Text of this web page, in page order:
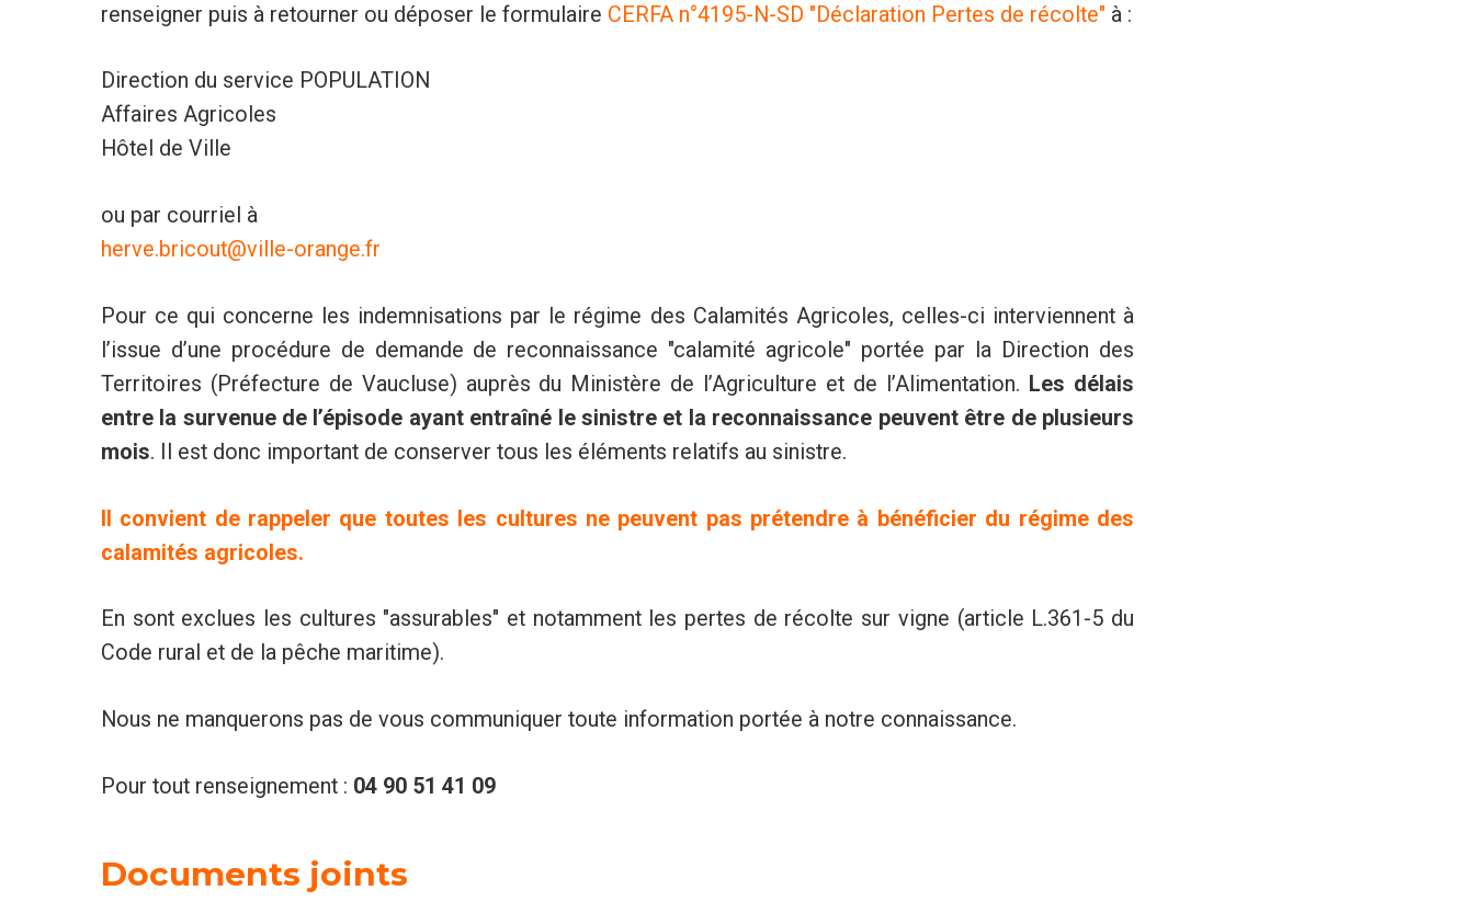
renseigner puis à retourner ou déposer le formulaire CERFA n°4195-N-SD "Déclaration Pertes de récolte" à :
Direction du service POPULATION
Affaires Agricoles
Hôtel de Ville
ou par courriel à
herve.bricout@ville-orange.fr
Pour ce qui concerne les indemnisations par le régime des Calamités Agricoles, celles-ci interviennent à
l’issue d’une procédure de demande de reconnaissance "calamité agricole" portée par la Direction des
Territoires (Préfecture de Vaucluse) auprès du Ministère de l’Agriculture et de l’Alimentation. Les délais
entre la survenue de l’épisode ayant entraîné le sinistre et la reconnaissance peuvent être de plusieurs
mois. Il est donc important de conserver tous les éléments relatifs au sinistre.
Il convient de rappeler que toutes les cultures ne peuvent pas prétendre à bénéficier du régime des
calamités agricoles.
En sont exclues les cultures "assurables" et notamment les pertes de récolte sur vigne (article L.361-5 du
Code rural et de la pêche maritime).
Nous ne manquerons pas de vous communiquer toute information portée à notre connaissance.
Pour tout renseignement : 04 90 51 41 09
Documents joints